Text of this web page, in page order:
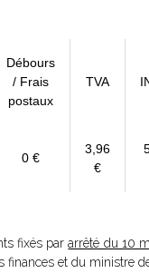
Débours
/ Frais
postaux
TVA
0 €
3,96
€
fixés pararrêté du 10
finances et du ministre